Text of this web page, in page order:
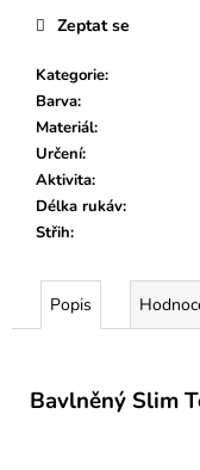
Kategorie:
Barva:
Materiál:
Určení:
Aktivita:
Délka rukáv:
Střih:
Zeptat se
Popis
Bavlněný Slim